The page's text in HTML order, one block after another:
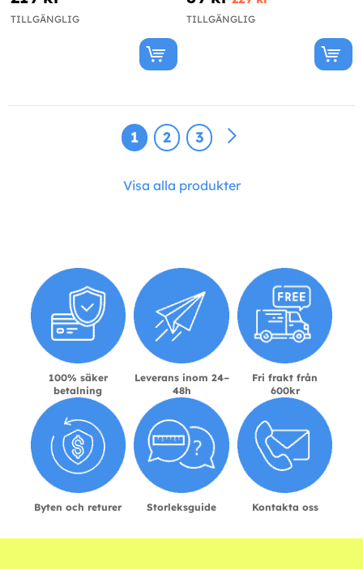
TILLGÄNGLIG TILLGÄNGLIG
1 2 3
Visa alla produkter
100% säker
betalning
Leverans inom 24–
48h
Fri frakt från
600kr
Byten och returer Storleksguide Kontakta oss